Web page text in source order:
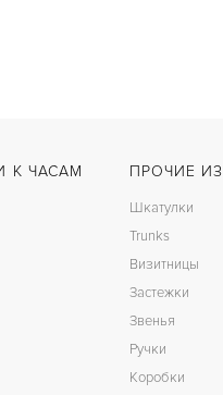
К ЧАСАМ ПРОЧИЕ
Шкатулки
Trunks
Визитницы
Застежки
Звенья
Ручки
Коробки